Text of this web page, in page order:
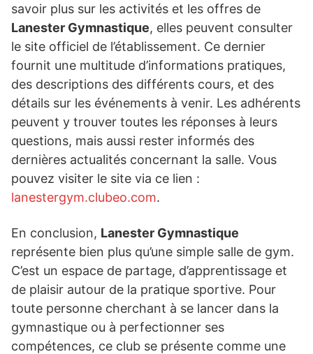
savoir plus sur les activités et les offres de
Lanester Gymnastique, elles peuvent consulter
le site officiel de l’établissement. Ce dernier
fournit une multitude d’informations pratiques,
des descriptions des différents cours, et des
détails sur les événements à venir. Les adhérents
peuvent y trouver toutes les réponses à leurs
questions, mais aussi rester informés des
dernières actualités concernant la salle. Vous
pouvez visiter le site via ce lien :
lanestergym.clubeo.com.
En conclusion, Lanester Gymnastique
représente bien plus qu’une simple salle de gym.
C’est un espace de partage, d’apprentissage et
de plaisir autour de la pratique sportive. Pour
toute personne cherchant à se lancer dans la
gymnastique ou à perfectionner ses
compétences, ce club se présente comme une